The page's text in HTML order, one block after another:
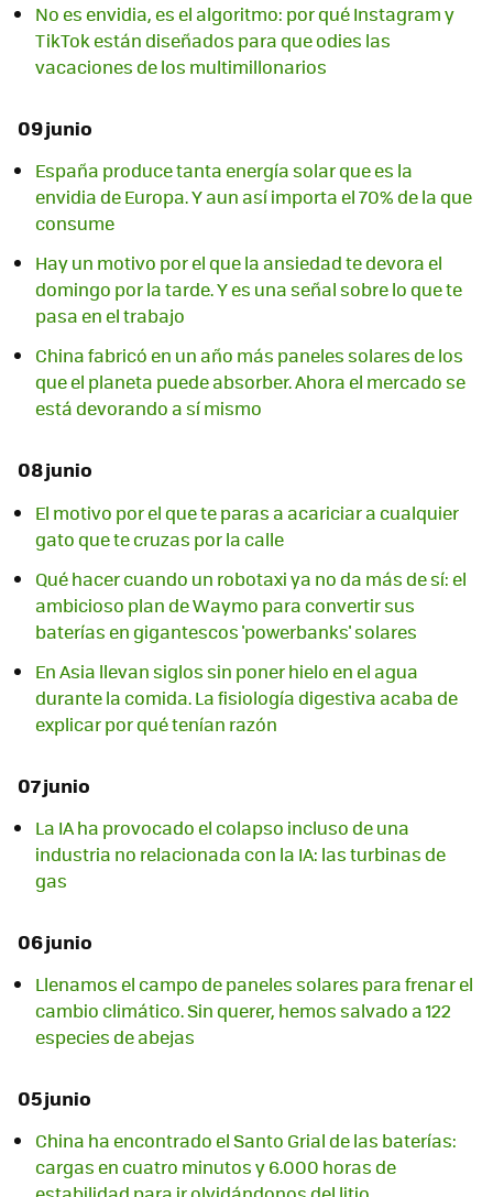
No es envidia, es el algoritmo: por qué Instagram y
TikTok están diseñados para que odies las
vacaciones de los multimillonarios
09 junio
España produce tanta energía solar que es la
envidia de Europa. Y aun así importa el 70% de la que
consume
Hay un motivo por el que la ansiedad te devora el
domingo por la tarde. Y es una señal sobre lo que te
pasa en el trabajo
China fabricó en un año más paneles solares de los
que el planeta puede absorber. Ahora el mercado se
está devorando a sí mismo
08 junio
El motivo por el que te paras a acariciar a cualquier
gato que te cruzas por la calle
Qué hacer cuando un robotaxi ya no da más de sí: el
ambicioso plan de Waymo para convertir sus
baterías en gigantescos 'powerbanks' solares
En Asia llevan siglos sin poner hielo en el agua
durante la comida. La fisiología digestiva acaba de
explicar por qué tenían razón
07 junio
La IA ha provocado el colapso incluso de una
industria no relacionada con la IA: las turbinas de
gas
06 junio
Llenamos el campo de paneles solares para frenar el
cambio climático. Sin querer, hemos salvado a 122
especies de abejas
05 junio
China ha encontrado el Santo Grial de las baterías:
cargas en cuatro minutos y 6.000 horas de